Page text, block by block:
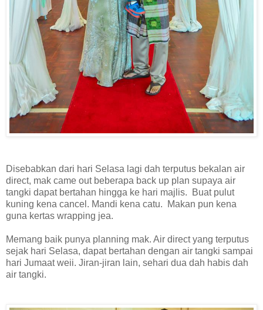
Disebabkan dari hari Selasa lagi dah terputus bekalan air
direct, mak came out beberapa back up plan supaya air
tangki dapat bertahan hingga ke hari majlis. Buat pulut
kuning kena cancel. Mandi kena catu. Makan pun kena
guna kertas wrapping jea.
Memang baik punya planning mak. Air direct yang terputus
sejak hari Selasa, dapat bertahan dengan air tangki sampai
hari Jumaat weii. Jiran-jiran lain, sehari dua dah habis dah
air tangki.